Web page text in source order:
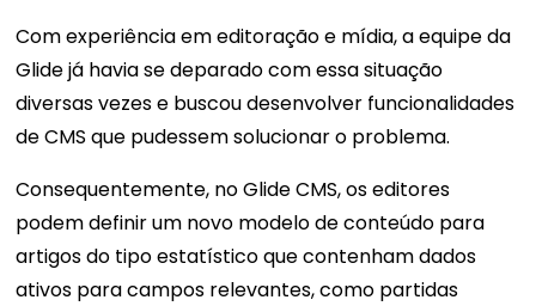
Com experiência em editoração e mídia, a equipe da
Glide já havia se deparado com essa situação
diversas vezes e buscou desenvolver funcionalidades
de CMS que pudessem solucionar o problema.
Consequentemente, no Glide CMS, os editores
podem definir um novo modelo de conteúdo para
artigos do tipo estatístico que contenham dados
ativos para campos relevantes, como partidas